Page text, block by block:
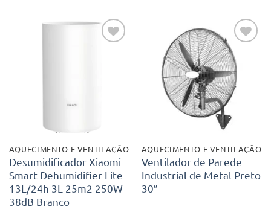
AQUECIMENTO E VENTILAÇÃO
Desumidificador Xiaomi
Smart Dehumidifier Lite
13L/24h 3L 25m2 250W
38dB Branco
Adicionar
aos meus
desejos
AQUECIMENTO E VENTILAÇÃO
Ventilador de Parede
Industrial de Metal Preto
30″